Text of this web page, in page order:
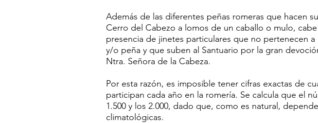
Además de las diferentes peñas romeras que hacen
Cerro del Cabezo a lomos de un caballo o mulo,
presencia de jinetes particulares que no pertenecen a
y/o peña y que suben al Santuario por la gran
Ntra. Señora de la Cabeza.
Por esta razón, es imposible tener cifras exactas de
participan cada año en la romería. Se calcula que el
1.500 y los 2.000, dado que, como es natural,
climatológicas.